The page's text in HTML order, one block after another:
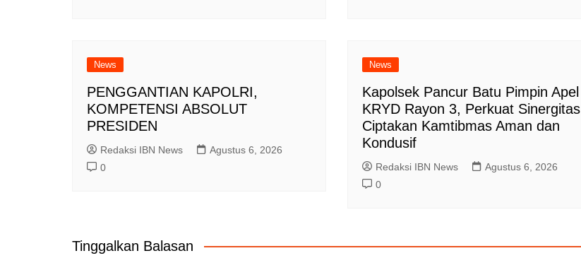
News
PENGGANTIAN KAPOLRI,
KOMPETENSI ABSOLUT
PRESIDEN
Redaksi IBN News
Agustus 6, 2026
0
News
Kapolsek Pancur Batu Pimpin Apel
KRYD Rayon 3, Perkuat Sinergitas
Ciptakan Kamtibmas Aman dan
Kondusif
Redaksi IBN News
Agustus 6, 2026
0
Tinggalkan Balasan